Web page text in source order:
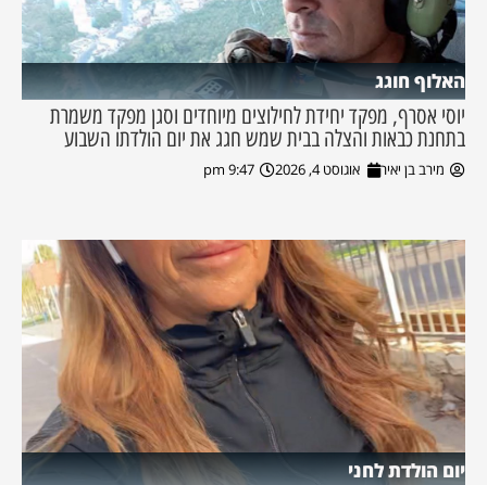
האלוף חוגג
יוסי אסרף, מפקד יחידת לחילוצים מיוחדים וסגן מפקד משמרת
בתחנת כבאות והצלה בבית שמש חגג את יום הולדתו השבוע
מירב בן יאיר אוגוסט 4, 2026 9:47 pm
יום הולדת לחני